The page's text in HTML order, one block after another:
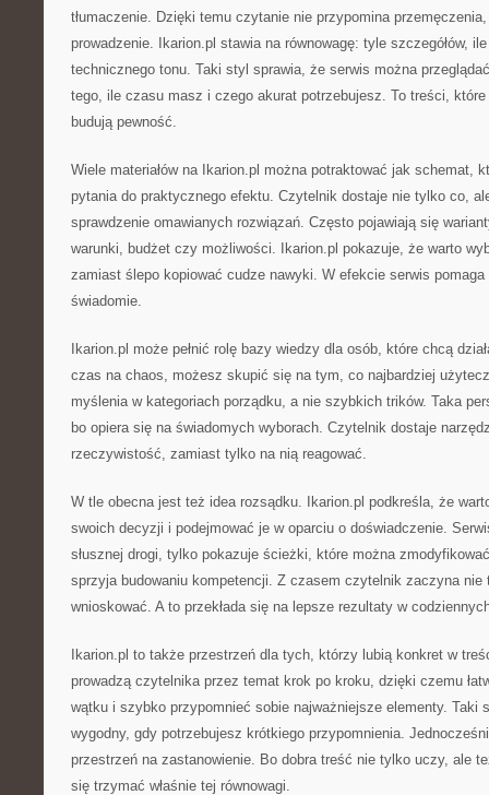
tłumaczenie. Dzięki temu czytanie nie przypomina
prowadzenie. Ikarion.pl stawia na równowagę: tyle szczegółów,
technicznego tonu. Taki styl sprawia, że serwis można
tego, ile czasu masz i czego akurat potrzebujesz. To treści,
budują pewność.
Wiele materiałów na Ikarion.pl można potraktować jak schemat,
pytania do praktycznego efektu. Czytelnik dostaje nie tylko co,
sprawdzenie omawianych rozwiązań. Często pojawiają się
warunki, budżet czy możliwości. Ikarion.pl pokazuje, że warto
zamiast ślepo kopiować cudze nawyki. W efekcie serwis
świadomie.
Ikarion.pl może pełnić rolę bazy wiedzy dla osób, które chcą
czas na chaos, możesz skupić się na tym, co najbardziej
myślenia w kategoriach porządku, a nie szybkich trików. Taka
bo opiera się na świadomych wyborach. Czytelnik dostaje
rzeczywistość, zamiast tylko na nią reagować.
W tle obecna jest też idea rozsądku. Ikarion.pl podkreśla, że
swoich decyzji i podejmować je w oparciu o doświadczenie.
słusznej drogi, tylko pokazuje ścieżki, które można
sprzyja budowaniu kompetencji. Z czasem czytelnik zaczyna nie
wnioskować. A to przekłada się na lepsze rezultaty w
Ikarion.pl to także przestrzeń dla tych, którzy lubią konkret w
prowadzą czytelnika przez temat krok po kroku, dzięki czemu
wątku i szybko przypomnieć sobie najważniejsze elementy. Taki
wygodny, gdy potrzebujesz krótkiego przypomnienia.
przestrzeń na zastanowienie. Bo dobra treść nie tylko uczy, ale
się trzymać właśnie tej równowagi.